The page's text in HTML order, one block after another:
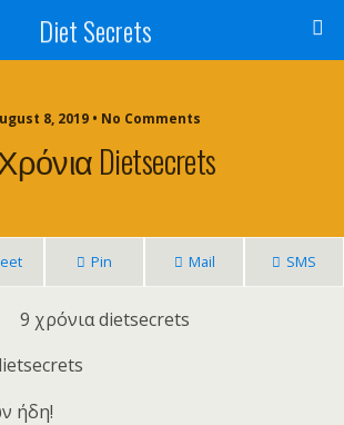
Diet Secrets
8, 2019 • No Comments
Dietsecrets
Pin Mail SMS
ήδη!